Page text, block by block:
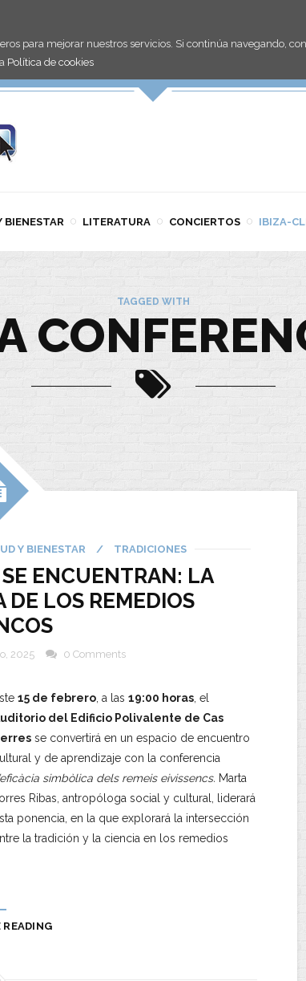
para mejorar nuestros servicios. Si continúa navegando,
Política de cookies
BIENESTAR LITERATURA CONCIERTOS IBIZA-
TAGGED WITH
Y BIENESTAR / TRADICIONES
ENCUENTRAN: LA
DE LOS REMEDIOS
2025 0 Comments
15 de febrero , a las 19:00 horas , el
del Edificio Polivalente de Cas
se convertirá en un espacio de encuentro
y de aprendizaje con la conferencia
simbòlica dels remeis eivissencs. Marta
Ribas, antropóloga social y cultural, liderará
ponencia, en la que explorará la intersección
la tradición y la ciencia en los remedios